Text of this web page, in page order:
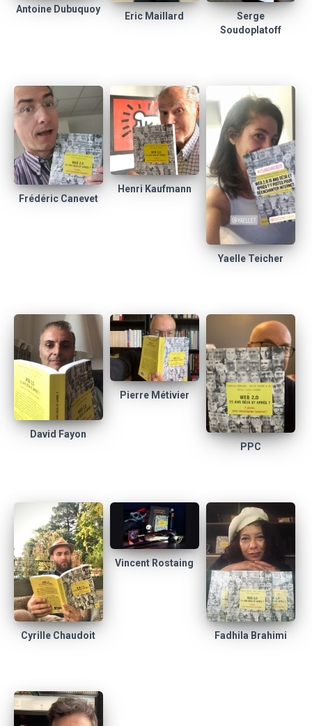
Antoine Dubuquoy
Eric Maillard
Serge
Soudoplatoff
Frédéric Canevet
Henri Kaufmann
Yaelle Teicher
David Fayon
Pierre Métivier
PPC
Cyrille Chaudoit
Vincent Rostaing
Fadhila Brahimi